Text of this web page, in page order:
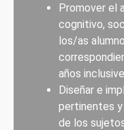
Promover el
cognitivo,
los/as
años
Diseñar e
pertinentes
de los